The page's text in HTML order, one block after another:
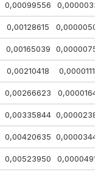
0,00099556 0,00000331
0,00128615
0,00165039
0,00210418 0,00001117
0,00266623 0,00001641
0,00335844
0,00420635
0,00523950 0,00004915